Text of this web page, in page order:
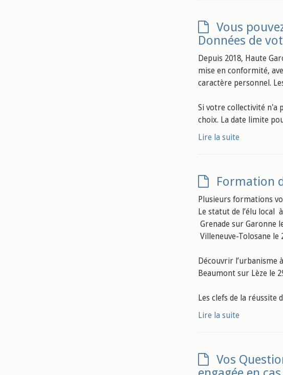
Vous
Données de
Depuis 2018, Haute
mise en conformité,
caractère personnel.
Si votre collectivité n'a
choix. La date limite
Lire la suite
Formation
Plusieurs formations
Le statut de l’élu local
Grenade sur Garonne
Villeneuve-Tolosane
Découvrir l’urbanisme
Beaumont sur Lèze le
Les clefs de la réussite
Lire la suite
Vos